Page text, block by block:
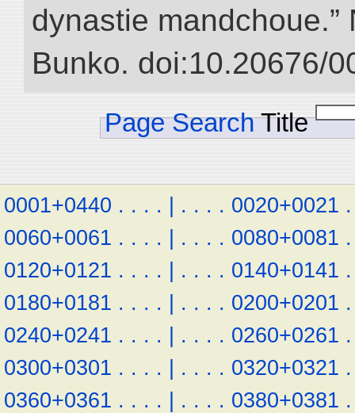
dynastie mandchoue.”
Bunko. doi:10.20676/
Page Search Title
0001+0440 . . . . | . . . . 0020+0021 .
0060+0061 . . . . | . . . . 0080+0081 .
0120+0121 . . . . | . . . . 0140+0141 .
0180+0181 . . . . | . . . . 0200+0201 .
0240+0241 . . . . | . . . . 0260+0261 .
0300+0301 . . . . | . . . . 0320+0321 .
0360+0361 . . . . | . . . . 0380+0381 .